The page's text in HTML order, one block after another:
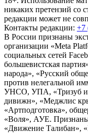
никаких претензий со
редакции может не
Контакты редакции: +7
В России признаны
организации «Meta
социальных сетей
большевистская
народа», «Русский
против нелегальной
УНСО, УПА, «Тризуб
дивижн», «Меджлис
«Артподготовка»,
«Воля», АУЕ.
«Движение Талибан»,